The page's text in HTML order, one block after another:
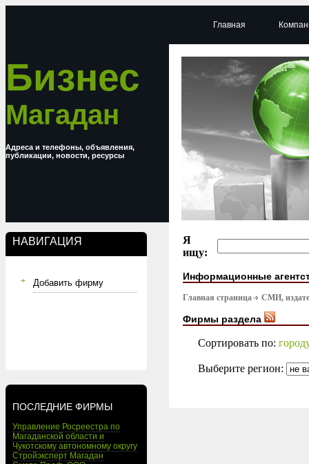
Бизнес
Магадан
Адреса и телефоны, объявления,
публикации, новости, ресурсы
НАВИГАЦИЯ
Добавить фирму
ПОСЛЕДНИЕ ФИРМЫ
Управление Росреестра по
Магаданской области и
Чукотскому автономному округу
Стройэксперт Магадан
Главная
Я
ищу:
Информационные
Главная страница СМИ,
Фирмы раздела
Сортировать по:
Выберите регион: